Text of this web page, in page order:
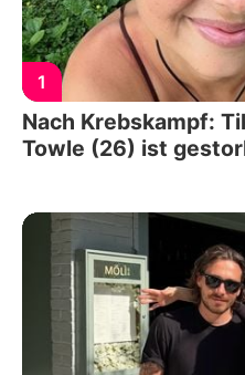
1
Nach Krebskampf:
Towle (26) ist